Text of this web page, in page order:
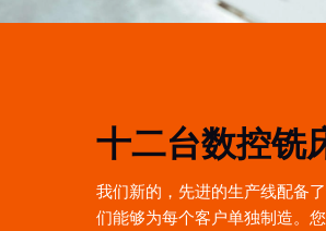
十二台数控铣
我们新的，先进的生产线配备
们能够为每个客户单独制造。